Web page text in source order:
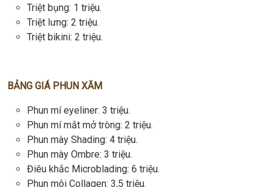
Triệt bụng: 1 triệu.
Triệt lưng: 2 triệu.
Triệt bikini: 2 triệu.
BẢNG GIÁ PHUN XĂM
Phun mí eyeliner: 3 triệu.
Phun mí mắt mở tròng: 2 triệu.
Phun mày Shading: 4 triệu.
Phun mày Ombre: 3 triệu.
Điêu khắc Microblading: 6 triệu.
Phun môi Collagen: 3,5 triệu.